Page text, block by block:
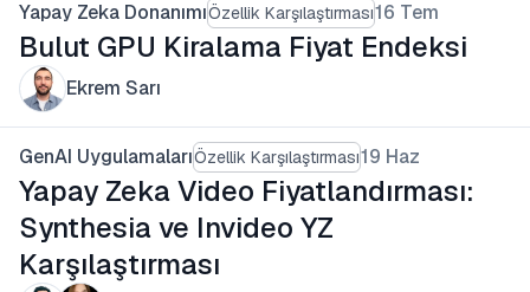
Yapay Zeka DonanımıÖzellik Karşılaştırması16 Tem
Bulut GPU Kiralama Fiyat Endeksi
Ekrem Sarı
GenAI UygulamalarıÖzellik Karşılaştırması19 Haz
Yapay Zeka Video Fiyatlandırması:
Synthesia ve Invideo YZ
Karşılaştırması